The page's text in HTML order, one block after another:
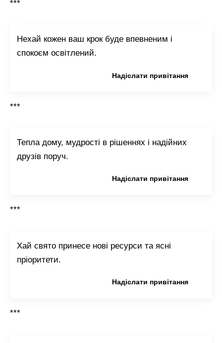
***
Нехай кожен ваш крок буде впевненим і
спокоєм освітлений.
Надіслати привітання
***
Тепла дому, мудрості в рішеннях і надійних
друзів поруч.
Надіслати привітання
***
Хай свято принесе нові ресурси та ясні
пріоритети.
Надіслати привітання
***